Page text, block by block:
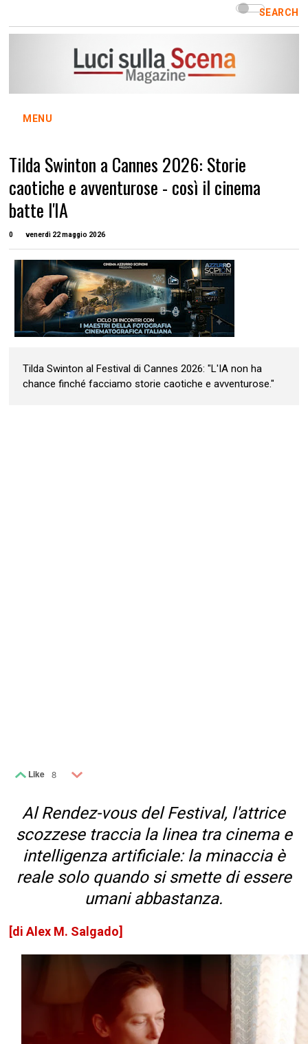
SEARCH
MENU
Tilda Swinton a Cannes 2026: Storie
caotiche e avventurose - così il cinema
batte l'IA
0 venerdì 22 maggio 2026
Tilda Swinton al Festival di Cannes 2026: "L'IA non ha
chance finché facciamo storie caotiche e avventurose."
Like 8
Al Rendez-vous del Festival, l'attrice
scozzese traccia la linea tra cinema e
intelligenza artificiale: la minaccia è
reale solo quando si smette di essere
umani abbastanza.
[di Alex M. Salgado]